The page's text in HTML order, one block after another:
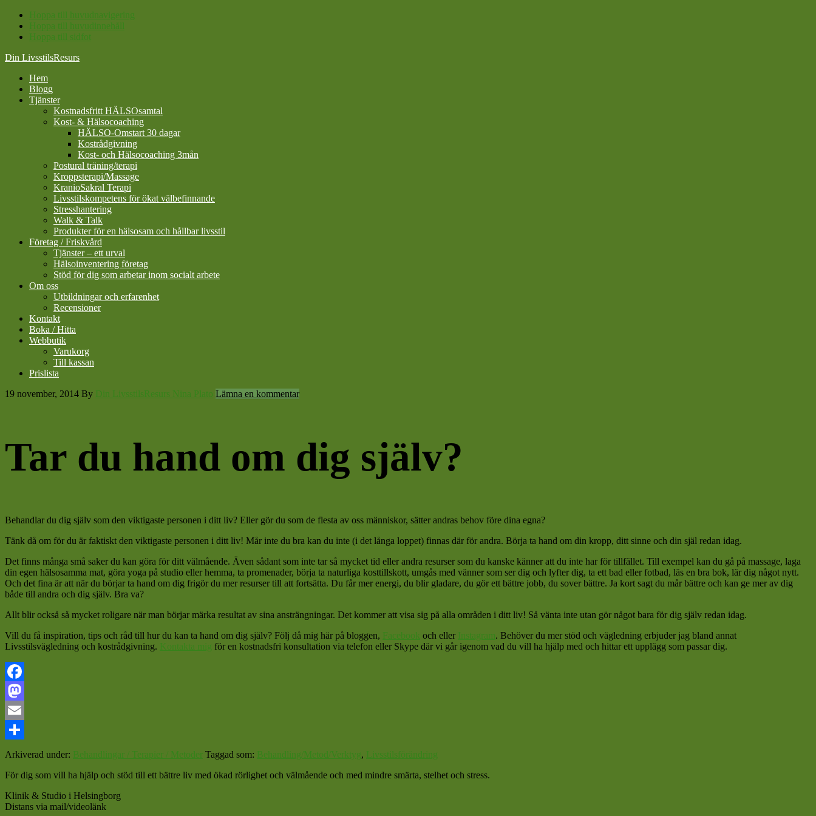
Hoppa till huvudnavigering
Hoppa till huvudinnehåll
Hoppa till sidfot
Din LivsstilsResurs
Hem
Blogg
Tjänster
Kostnadsfritt HÄLSOsamtal
Kost- & Hälsocoaching
HÄLSO-Omstart 30 dagar
Kostrådgivning
Kost- och Hälsocoaching 3mån
Postural träning/terapi
Kroppsterapi/Massage
KranioSakral Terapi
Livsstilskompetens för ökat välbefinnande
Stresshantering
Walk & Talk
Produkter för en hälsosam och hållbar livsstil
Företag / Friskvård
Tjänster – ett urval
Hälsoinventering företag
Stöd för dig som arbetar inom socialt arbete
Om oss
Utbildningar och erfarenhet
Recensioner
Kontakt
Boka / Hitta
Webbutik
Varukorg
Till kassan
Prislista
19 november, 2014 By Din LivsstilsResurs Nina Plato Lämna en kommentar
Tar du hand om dig själv?
Behandlar du dig själv som den viktigaste personen i ditt liv? Eller gör du som de flesta av oss människor, sätter andras behov före dina egna?
Tänk då om för du är faktiskt den viktigaste personen i ditt liv! Mår inte du bra kan du inte (i det långa loppet) finnas där för andra. Börja ta hand om din kropp, ditt sinne och din själ redan idag.
Det finns många små saker du kan göra för ditt välmående. Även sådant som inte tar så mycket tid eller andra resurser som du kanske känner att du inte har för tillfället. Till exempel kan du gå på massage, laga
din egen hälsosamma mat, göra yoga på studio eller hemma, ta promenader, börja ta naturliga kosttillskott, umgås med vänner som ser dig och lyfter dig, ta ett bad eller fotbad, läs en bra bok, lär dig något nytt.
Och det fina är att när du börjar ta hand om dig frigör du mer resurser till att fortsätta. Du får mer energi, du blir gladare, du gör ett bättre jobb, du sover bättre. Ja kort sagt du mår bättre och kan ge mer av dig
både till andra och dig själv. Bra va?
Allt blir också så mycket roligare när man börjar märka resultat av sina ansträngningar. Det kommer att visa sig på alla områden i ditt liv! Så vänta inte utan gör något bara för dig själv redan idag.
Vill du få inspiration, tips och råd till hur du kan ta hand om dig själv? Följ då mig här på bloggen, Facebook och eller Instagram. Behöver du mer stöd och vägledning erbjuder jag bland annat
Livsstilsvägledning och kostrådgivning. Kontakta mig för en kostnadsfri konsultation via telefon eller Skype där vi går igenom vad du vill ha hjälp med och hittar ett upplägg som passar dig.
Facebook
Mastodon
Email
Dela
Arkiverad under: Behandlingar / Terapier / Metoder Taggad som: Behandling/Metod/Verktyg, Livsstilsförändring
För dig som vill ha hjälp och stöd till ett bättre liv med ökad rörlighet och välmående och med mindre smärta, stelhet och stress.
Klinik & Studio i Helsingborg
Distans via mail/videolänk